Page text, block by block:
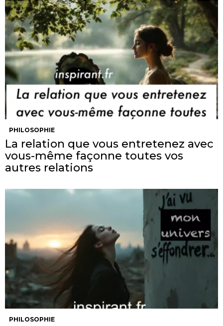
PHILOSOPHIE
La relation que vous entretenez avec
vous-même façonne toutes vos
autres relations
PHILOSOPHIE